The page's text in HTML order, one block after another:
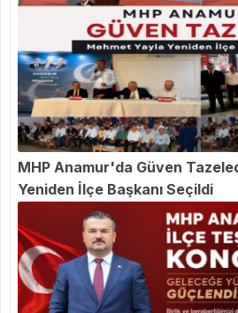
MHP Anamur'da Güven
Yeniden İlçe Başkanı Seçildi